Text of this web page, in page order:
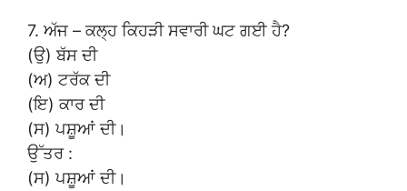
7. ਅੱਜ – ਕਲ੍ਹ ਕਿਹੜੀ ਸਵਾਰੀ ਘਟ ਗਈ ਹੈ?
(ਉ) ਬੱਸ ਦੀ
(ਅ) ਟਰੱਕ ਦੀ
(ਇ) ਕਾਰ ਦੀ
(ਸ) ਪਸ਼ੂਆਂ ਦੀ।
ਉੱਤਰ :
(ਸ) ਪਸ਼ੂਆਂ ਦੀ।